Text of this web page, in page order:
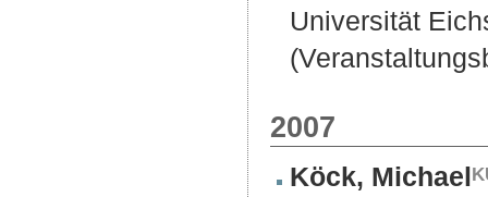
Universität
2007
Köck, Michael